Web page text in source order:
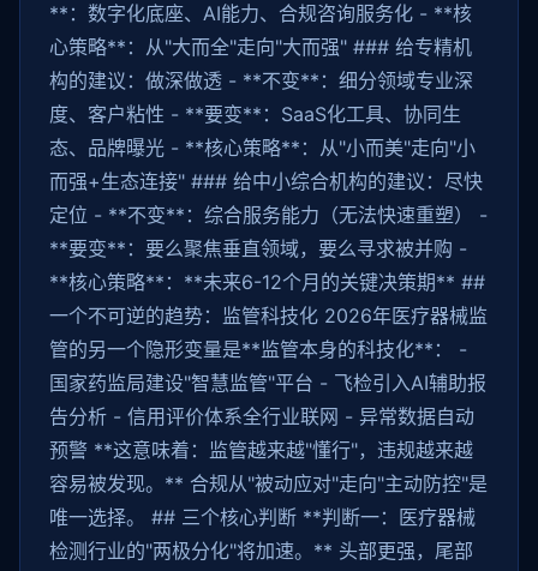
**：数字化底座、AI能力、合规咨询服务化 - **核
心策略**：从"大而全"走向"大而强" ### 给专精机
构的建议：做深做透 - **不变**：细分领域专业深
度、客户粘性 - **要变**：SaaS化工具、协同生
态、品牌曝光 - **核心策略**：从"小而美"走向"小
而强+生态连接" ### 给中小综合机构的建议：尽快
定位 - **不变**：综合服务能力（无法快速重塑） -
**要变**：要么聚焦垂直领域，要么寻求被并购 -
**核心策略**：**未来6-12个月的关键决策期** ##
一个不可逆的趋势：监管科技化 2026年医疗器械监
管的另一个隐形变量是**监管本身的科技化**： -
国家药监局建设"智慧监管"平台 - 飞检引入AI辅助报
告分析 - 信用评价体系全行业联网 - 异常数据自动
预警 **这意味着：监管越来越"懂行"，违规越来越
容易被发现。** 合规从"被动应对"走向"主动防控"是
唯一选择。 ## 三个核心判断 **判断一：医疗器械
检测行业的"两极分化"将加速。** 头部更强，尾部